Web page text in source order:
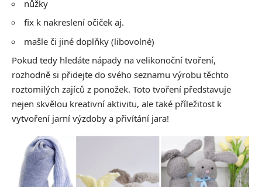
nůžky
fix k nakreslení očiček aj.
mašle či jiné doplňky (libovolné)
Pokud tedy hledáte nápady na velikonoční tvoření,
rozhodně si přidejte do svého seznamu výrobu těchto
roztomilých zajíců z ponožek. Toto tvoření představuje
nejen skvělou kreativní aktivitu, ale také příležitost k
vytvoření jarní výzdoby a přivítání jara!